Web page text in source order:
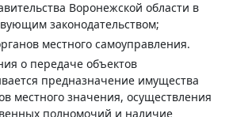
Воронежской области в
законодательством;
местного самоуправления.
о передаче объектов
предназначение имущества
местного значения, осуществления
полномочий и наличие